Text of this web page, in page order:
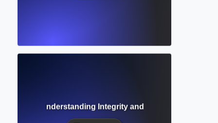
Ethics? Understanding Integrity and Responsibilities in